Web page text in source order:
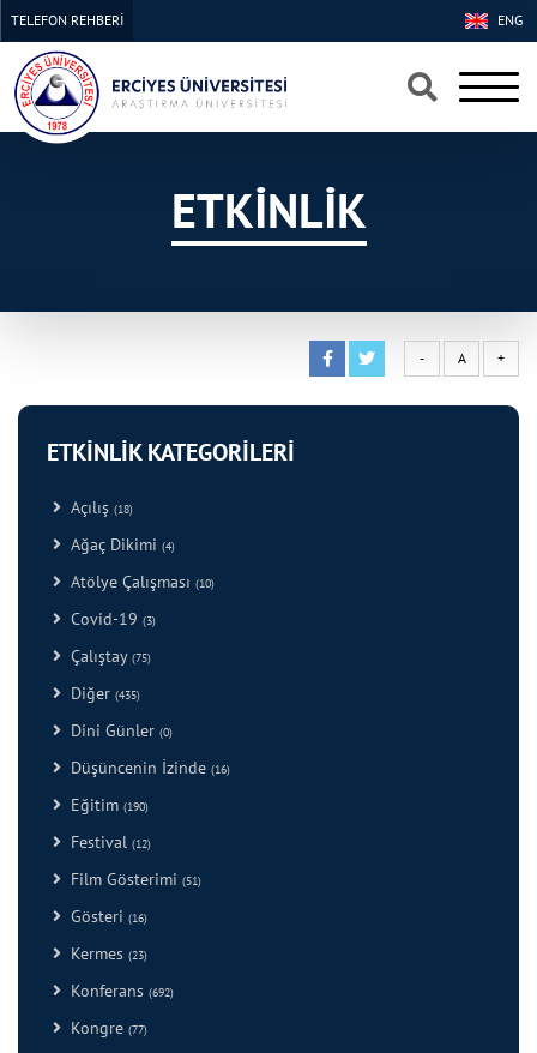
×
×
ENG
TELEFON REHBERİ
ETKİNLİK
- A +
ETKİNLİK KATEGORİLERİ
Açılış (18)
Ağaç Dikimi (4)
Atölye Çalışması (10)
Covid-19 (3)
Çalıştay (75)
Diğer (435)
Dini Günler (0)
Düşüncenin İzinde (16)
Eğitim (190)
Festival (12)
Film Gösterimi (51)
Gösteri (16)
Kermes (23)
Konferans (692)
Kongre (77)